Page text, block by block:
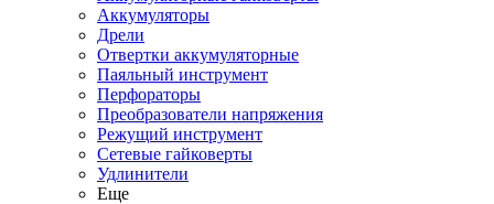
Аккумуляторы
Дрели
Отвертки аккумуляторные
Паяльный инструмент
Перфораторы
Преобразователи напряжения
Режущий инструмент
Сетевые гайковерты
Удлинители
Еще